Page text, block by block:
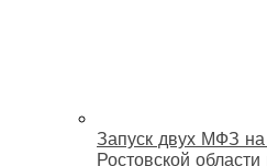
Запуск двух МФЗ
Ростовской